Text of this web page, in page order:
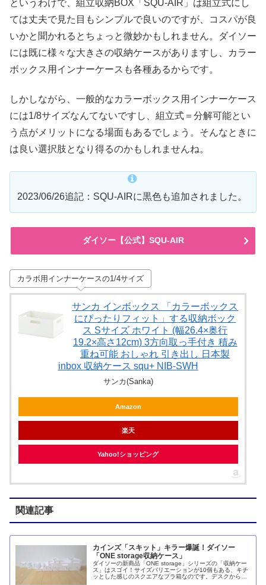
というわけで、組立収納BOX「SQU-AIR」は組立式にし
ては丈夫で見た目もシンプルで良いのですが、コスパが良
いかと聞かれるとちょっと微妙かもしれません。ダイソー
には既に様々な大きさの収納ケースがありますし、カラー
ボックス用インナーケースも各種あるからです。
しかしながら、一般的なカラーボックス用インナーケース
には1/8サイズなんてないですし、組立式＝分解可能とい
う点がメリットになる場面もあるでしょう。そんなときに
は良い選択肢となり得るのかもしれませんね。
2023/06/26追記：SQU-AIRに黒色も追加されました。
ダイソー【公式】SQU-AIR
カラボ用インナーケースの1/4サイズ
サンカ インボックス 「カラーボックス
にぴったりフィット」する収納ボック
ス Sサイズ ホワイト (幅26.4×奥行
19.2×高さ12cm) 3方向取っ手付き 積み
重ね可能 おしゃれ 引き出し 日本製
inbox 収納ケース squ+ NIB-SWH
サンカ(Sanka)
Amazon
楽天
Yahoo!ショッピング
関連記事
カインズ「スキット」キラー爆誕！ダイソー
「ONE storage収納ケース」
ダイソーの新商品「ONE storage」シリーズの「収納ケー
ス」はスゴイ！サイズバリエーションが10個もある、キチ
ッとした感じのスクエアなプラ箱なのです。デスクからタ